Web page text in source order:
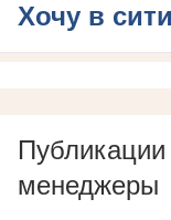
Хочу в
менеджеры